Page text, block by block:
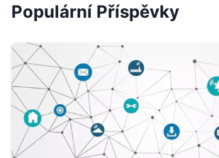
Populární Příspěvky